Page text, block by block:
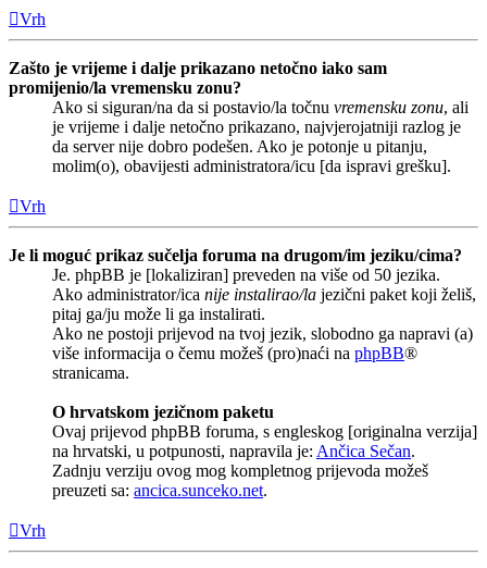
Vrh
Zašto je vrijeme i dalje prikazano netočno iako sam
promijenio/la vremensku zonu?
Ako si siguran/na da si postavio/la točnu vremensku zonu, ali
je vrijeme i dalje netočno prikazano, najvjerojatniji razlog je
da server nije dobro podešen. Ako je potonje u pitanju,
molim(o), obavijesti administratora/icu [da ispravi grešku].
Vrh
Je li moguć prikaz sučelja foruma na drugom/im jeziku/cima?
Je. phpBB je [lokaliziran] preveden na više od 50 jezika.
Ako administrator/ica nije instalirao/la jezični paket koji želiš,
pitaj ga/ju može li ga instalirati.
Ako ne postoji prijevod na tvoj jezik, slobodno ga napravi (a)
više informacija o čemu možeš (pro)naći na phpBB®
stranicama.
O hrvatskom jezičnom paketu
Ovaj prijevod phpBB foruma, s engleskog [originalna verzija]
na hrvatski, u potpunosti, napravila je: Ančica Sečan.
Zadnju verziju ovog mog kompletnog prijevoda možeš
preuzeti sa: ancica.sunceko.net.
Vrh